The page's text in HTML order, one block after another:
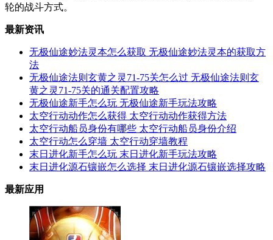
轮的战斗方式。
最新资讯
无极仙途妙法灵本怎么获取 无极仙途妙法灵本的获取方
法
无极仙途法则玄黄之灵71-75关怎么过 无极仙途法则玄
黄之灵71-75关的通关配置攻略
无极仙途新手怎么玩 无极仙途新手玩法攻略
太空行动动作怎么获得 太空行动动作获得方法
太空行动船员身份有哪些 太空行动船员身份介绍
太空行动怎么穿墙 太空行动穿墙教程
末日进化新手怎么玩 末日进化新手玩法攻略
末日进化源石镶嵌怎么选择 末日进化源石镶嵌选择攻略
最新应用